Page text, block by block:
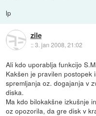
lp
zile
::3. jan 2008, 21:02
Ali kdo uporablja funkcijo
Kakšen je pravilen postopek
spremljanja oz. dogajanja v
diska.
Ma kdo bilokakšne izkušnje
oz opozorila, da gre disk v